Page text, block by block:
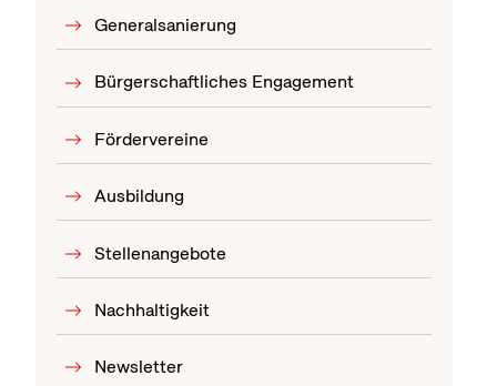
Generalsanierung
Bürgerschaftliches Engagement
Fördervereine
Ausbildung
Stellenangebote
Nachhaltigkeit
Newsletter